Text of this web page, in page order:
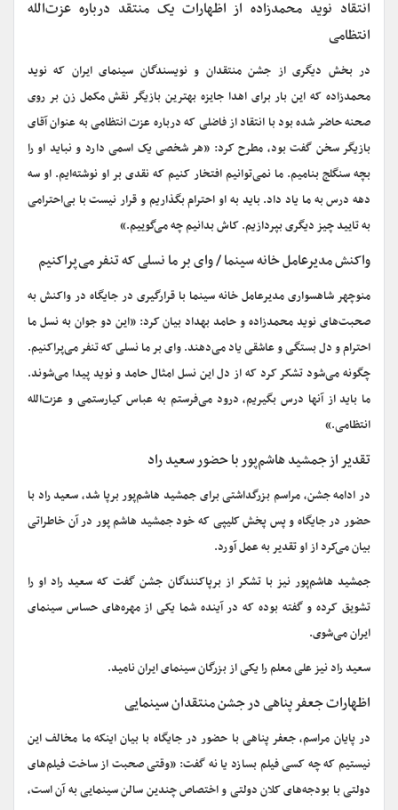
انتقاد نوید محمدزاده از اظهارات یک منتقد درباره‌ عزت‌الله
انتظامی
در بخش دیگری از جشن منتقدان و نویسندگان سینمای ایران که نوید
محمدزاده که این بار برای اهدا جایزه‌ بهترین بازیگر نقش مکمل زن بر روی
صحنه حاضر شده بود با انتقاد از فاضلی که درباره‌ عزت انتظامی به عنوان آقای
بازیگر سخن گفت بود، مطرح کرد: «هر شخصی یک اسمی دارد و نباید او را
بچه سنگلج بنامیم. ما نمی‌توانیم افتخار کنیم که نقدی بر او نوشته‌ایم. او سه
دهه درس به ما یاد داد. باید به او احترام بگذاریم و قرار نیست با بی‌احترامی
به تایید چیز دیگری بپردازیم. کاش بدانیم چه می‌گوییم.»
واکنش مدیرعامل خانه سینما / وای بر ما نسلی که تنفر می‌پراکنیم
منوچهر شاهسواری مدیرعامل خانه سینما با قرارگیری در جایگاه در واکنش به
صحبت‌های نوید محمدزاده و حامد بهداد بیان کرد: «این دو جوان به نسل ما
احترام و دل بستگی و عاشقی یاد می‌دهند. وای بر ما نسلی که تنفر می‌پراکنیم.
چگونه می‌شود تشکر کرد که از دل این نسل امثال حامد و نوید پیدا می‌شوند.
ما باید از آنها درس بگیریم، درود می‌فرستم به عباس کیارستمی و عزت‌الله
انتظامی.»
تقدیر از جمشید هاشم‌پور با حضور سعید راد
در ادامه جشن، مراسم بزرگداشتی برای جمشید هاشم‌پور برپا شد، سعید راد با
حضور در جایگاه و پس پخش کلیپی که خود جمشید هاشم پور در آن خاطراتی
بیان می‌کرد از او تقدیر به عمل آورد.
جمشید هاشم‌پور نیز با تشکر از برپاکنندگان جشن گفت که سعید راد او را
تشویق کرده و گفته بوده که در آینده شما یکی از مهره‌های حساس سینمای
ایران می‌شوی.
سعید راد نیز علی معلم را یکی از بزرگان سینمای ایران نامید.
اظهارات جعفر پناهی در جشن منتقدان سینمایی
در پایان مراسم، جعفر پناهی با حضور در جایگاه با بیان اینکه ما مخالف این
نیستیم که چه کسی فیلم بسازد یا نه گفت: «وقتی صحبت از ساخت فیلم‌های
دولتی با بودجه‌های کلان دولتی و اختصاص چندین سالن سینمایی به آن است،